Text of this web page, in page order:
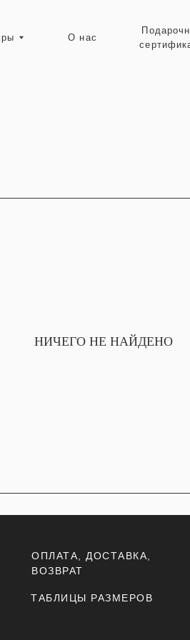
сертификаты
НИЧЕГО НЕ НАЙДЕНО
ОПЛАТА, ДОСТАВКА,
ВОЗВРАТ
ТАБЛИЦЫ РАЗМЕРОВ